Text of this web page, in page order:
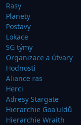
Rasy
Planety
Postavy
Lokace
SG týmy
Organizace a útvary
Hodnosti
Aliance ras
Herci
Adresy Stargate
Hierarchie Goa'uldů
Hierarchie Wraith